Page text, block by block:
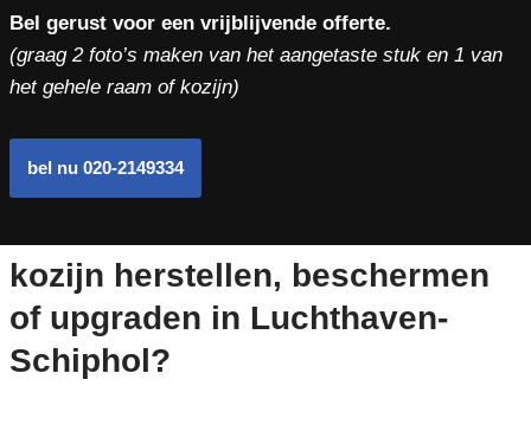
Bel gerust voor een vrijblijvende offerte.
(graag 2 foto’s maken van het aangetaste stuk en 1 van
het gehele raam of kozijn)
bel nu 020-2149334
kozijn herstellen, beschermen
of upgraden in Luchthaven-
Schiphol?